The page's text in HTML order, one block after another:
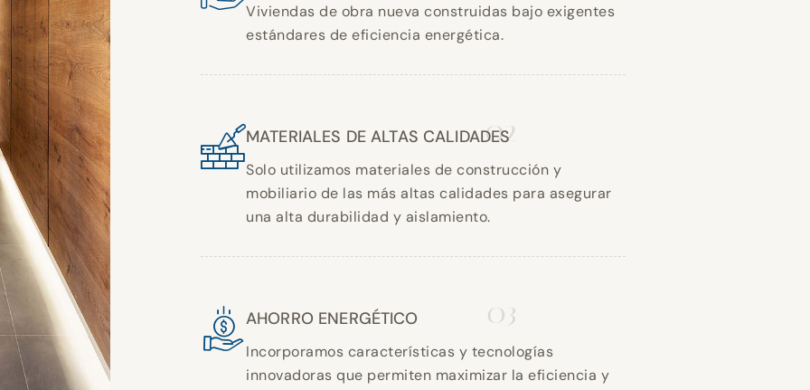
Viviendas de obra nueva construidas bajo exigentes
estándares de eficiencia energética.
02
MATERIALES DE ALTAS CALIDADES
Solo utilizamos materiales de construcción y
mobiliario de las más altas calidades para asegurar
una alta durabilidad y aislamiento.
03
AHORRO ENERGÉTICO
Incorporamos características y tecnologías
innovadoras que permiten maximizar la eficiencia y